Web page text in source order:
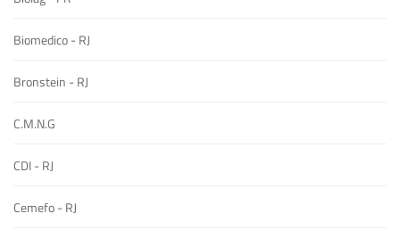
Biomedico - RJ
Bronstein - RJ
C.M.N.G
CDI - RJ
Cemefo - RJ